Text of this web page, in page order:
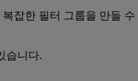
잡한 필터 그룹을 만들
습니다.